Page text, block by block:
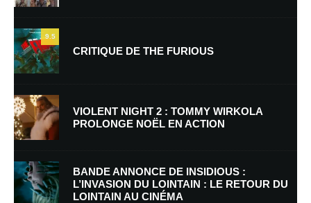
Nom*
E-mail
Enregistrer mon nom, mon e-mail et mon site dans le navigateur pour
9.5
CRITIQUE DE THE FURIOUS
VIOLENT NIGHT 2 : TOMMY WIRKOLA
PROLONGE NOËL EN ACTION
BANDE ANNONCE DE INSIDIOUS :
L’INVASION DU LOINTAIN : LE RETOUR DU
LOINTAIN AU CINÉMA